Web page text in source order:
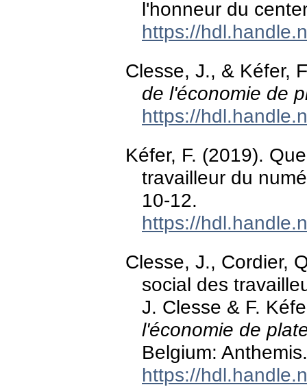
l'honneur du
https://
Clesse, J., & Kéfer,
de l'économie de
https://
Kéfer, F. (2019).
travailleur du
10-12.
https://
Clesse, J., Cordier,
social des
J. Clesse & F.
l'économie de
Belgium: Anthemis.
https://